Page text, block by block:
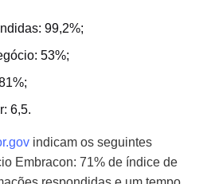
99,2%;
53%;
6,5.
indicam os seguintes
Embracon: 71% de índice de